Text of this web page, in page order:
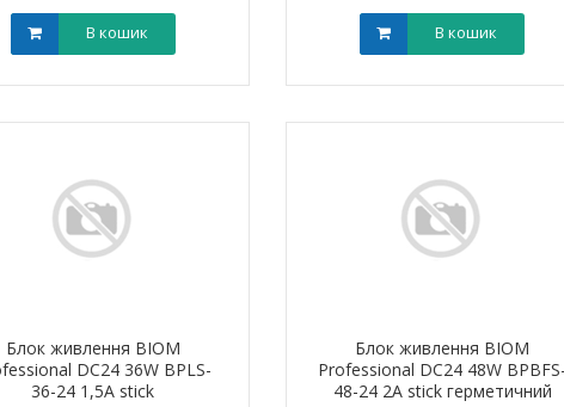
В кошик В кошик
Блок живлення BIOM
DC24 36W BPLS-
36-24 1,5А stick
Блок живлення BIOM
Professional DC24 48W BPBFS-
48-24 2А stick герметичний